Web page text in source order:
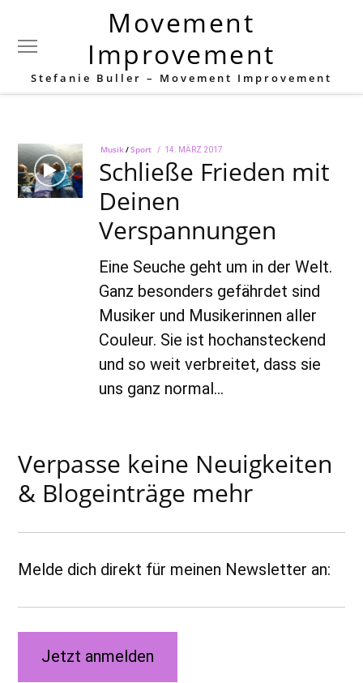
Movement
Improvement
Stefanie Buller – Movement Improvement
Schlagwort:Spannung
Musik/Sport
POSTED
ON
14. MÄRZ 2017
AUGUST
2022
Schließe Frieden mit
Deinen
Verspannungen
Eine Seuche geht um in der Welt.
Ganz besonders gefährdet sind
Musiker und Musikerinnen aller
Couleur. Sie ist hochansteckend
und so weit verbreitet, dass sie
uns ganz normal…
Verpasse keine Neuigkeiten
& Blogeinträge mehr
Melde dich direkt für meinen Newsletter an:
Jetzt anmelden